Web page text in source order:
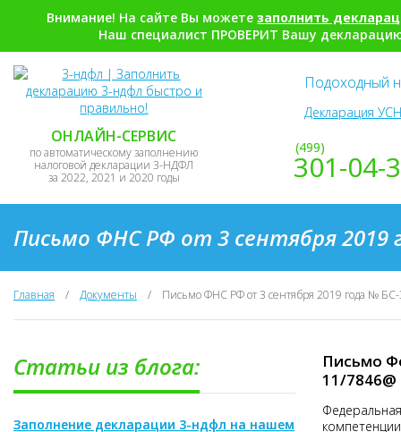
Внимание! На сайте Вы можетезаполнить
Наш специалист ПРОВЕРИТ Вашу
ОНЛАЙН-СЕРВИС
по автоматическому заполнению
налоговой декларации 3-НДФЛ
за 2022, 2021 и 2020 годы
Подоходный
Декларация
(499)
301-04-
Письмо ФНС РФ от 3 сентября 2019
Главная / Документы / Письмо ФНС РФ от 3 сентября 2019 года №
Статьи из блога:
Заполнение декларации 3-ндфл на нашем
Письмо
11/